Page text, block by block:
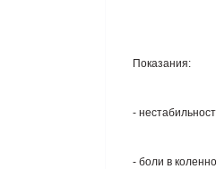
Показания:
-
- боли в